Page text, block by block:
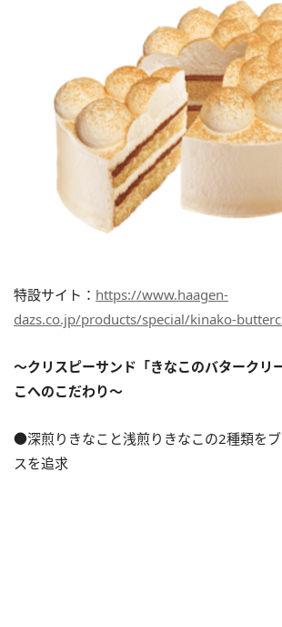
特設サイト： https://www.haagen-
dazs.co.jp/products/special/kinako-
～クリスピーサンド「きなこのバタークリ
こへのこだわり～
●深煎りきなこと浅煎りきなこの2種類を
スを追求